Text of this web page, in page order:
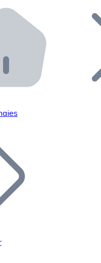
automatiques
un ATM Bitnovo dans
notre API dans votre
notre réseau de
le token de votre projet